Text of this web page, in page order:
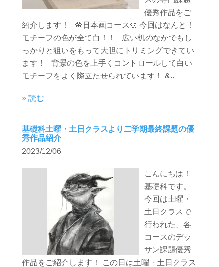
優秀作品をご
紹介します！ 🌼日本画コース🌼 今回はなんと！
モチーフの色が全て白！！ 広い机のなかでもし
っかりと狙いをもって大胆にトリミングできてい
ます！ 背景の色を上手くコントロールして白い
モチーフをよく際立たせられています！ &...
» 読む
基礎科土曜・土日クラスより二学期最終課題の優
秀作品紹介
2023/12/06
こんにちは！
基礎科です。
今回は土曜・
土日クラスで
行われた、各
コースのデッ
サン課題優秀
作品をご紹介します！ この日は土曜・土日クラス